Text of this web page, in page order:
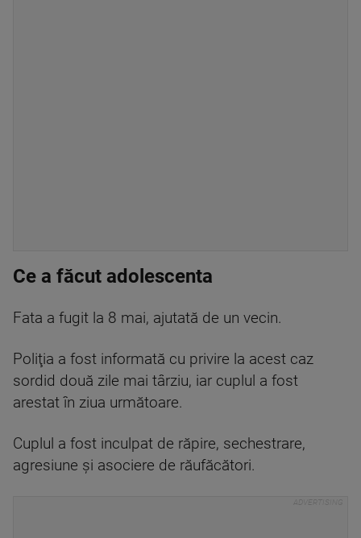
Ce a făcut adolescenta
Fata a fugit la 8 mai, ajutată de un vecin.
Poliţia a fost informată cu privire la acest caz
sordid două zile mai târziu, iar cuplul a fost
arestat în ziua următoare.
Cuplul a fost inculpat de răpire, sechestrare,
agresiune şi asociere de răufăcători.